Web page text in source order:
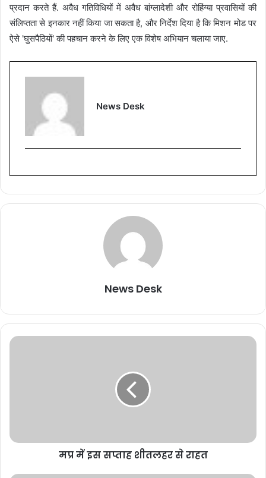
प्रदान करते हैं. अवैध गतिविधियों में अवैध बांग्लादेशी और रोहिंग्या प्रवासियों की
संलिप्तता से इनकार नहीं किया जा सकता है, और निर्देश दिया है कि मिशन मोड पर
ऐसे 'घुसपैठियों' की पहचान करने के लिए एक विशेष अभियान चलाया जाए.
News Desk
News Desk
मप्र में इस सप्ताह शीतलहर से राहत